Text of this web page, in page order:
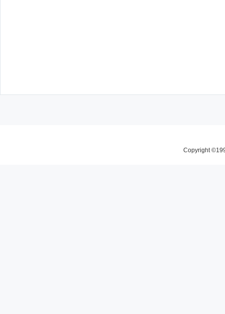
Copyright